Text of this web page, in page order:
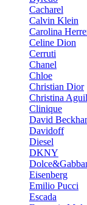
Cacharel
Calvin Klein
Carolina
Celine Dion
Cerruti
Chanel
Chloe
Christian Dior
Christina
Clinique
David
Davidoff
Diesel
DKNY
Eisenberg
Emilio Pucci
Escada